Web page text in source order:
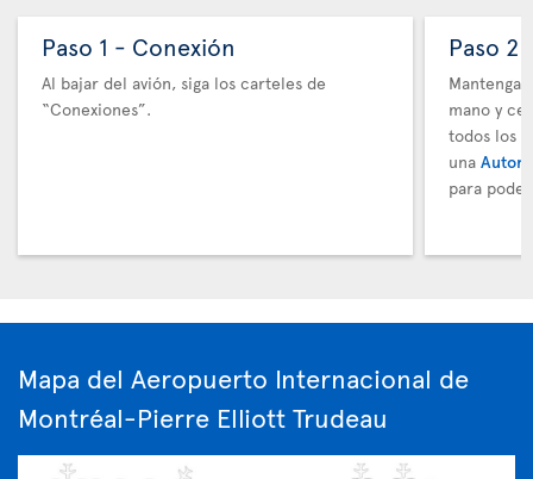
Paso 1 - Conexión
Al bajar del avión, siga los carteles de
“Conexiones”.
Paso 2
Mantenga
mano y
todos los
una
para
Mapa del Aeropuerto Internacional de
Montréal-Pierre Elliott Trudeau